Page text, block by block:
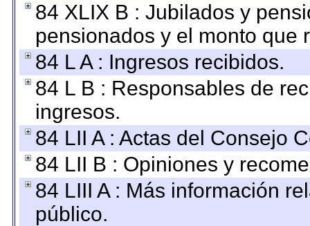
84 XLIX B : Jubilados y
pensionados y el monto que
84 L A : Ingresos recibidos.
84 L B : Responsables de
ingresos.
84 LII A : Actas del Consejo
84 LII B : Opiniones y
84 LIII A : Más información
público.